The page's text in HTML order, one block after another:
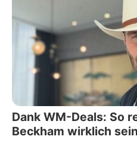
Dank WM-Deals: So
Beckham wirklich sein